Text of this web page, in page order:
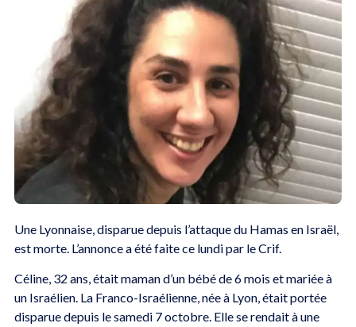
Une Lyonnaise, disparue depuis l’attaque du Hamas en Israël,
est morte. L’annonce a été faite ce lundi par le Crif.
Céline, 32 ans, était maman d’un bébé de 6 mois et mariée à
un Israélien. La Franco-Israélienne, née à Lyon, était portée
disparue depuis le samedi 7 octobre. Elle se rendait à une